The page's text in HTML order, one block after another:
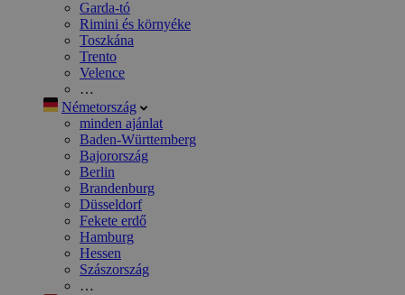
Garda-tó
Rimini és környéke
Toszkána
Trento
Velence
…
Németország
minden ajánlat
Baden-Württemberg
Bajorország
Berlin
Brandenburg
Düsseldorf
Fekete erdő
Hamburg
Hessen
Szászország
…